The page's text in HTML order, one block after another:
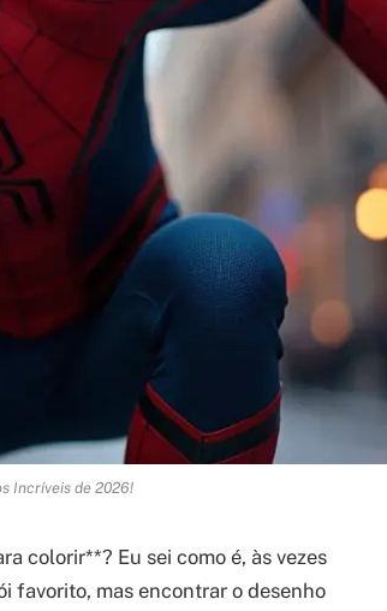
Incríveis de 2026!
colorir**? Eu sei como é, às vezes
favorito, mas encontrar o desenho